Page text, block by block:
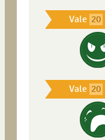
Vale 20
Vale 20